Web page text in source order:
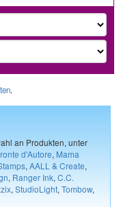
.
an Produkten, unter
d'Autore, Mama
, AALL & Create,
, Ranger Ink, C.C.
, StudioLight, Tombow,